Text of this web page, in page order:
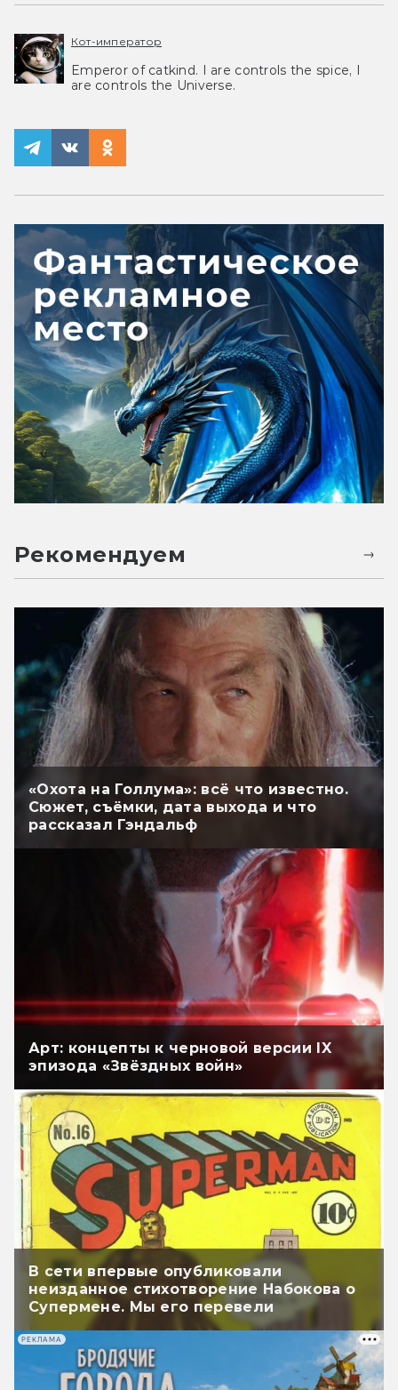
Кот-император
Emperor of catkind. I are controls the spice, I
are controls the Universe.
Рекомендуем
«Охота на Голлума»: всё что известно.
Сюжет, съёмки, дата выхода и что
рассказал Гэндальф
Арт: концепты к черновой версии IX
эпизода «Звёздных войн»
В сети впервые опубликовали
неизданное стихотворение Набокова о
Супермене. Мы его перевели
РЕКЛАМА